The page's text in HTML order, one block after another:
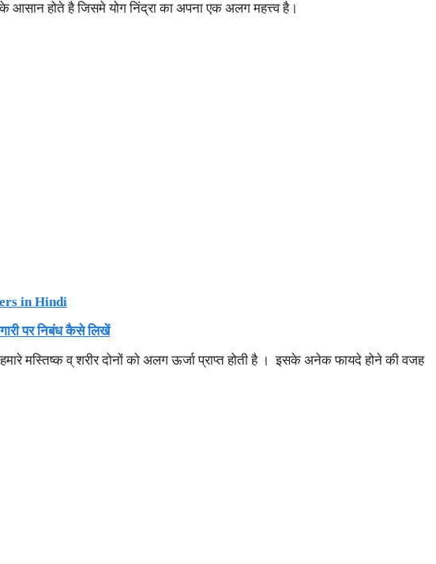
होते है जिसमे योग निंद्रा का अपना एक अलग महत्त्व है।
in Hindi
पर निबंध कैसे लिखें
मस्तिष्क व् शरीर दोनों को अलग ऊर्जा प्राप्त होती है । इसके अनेक फायदे होने की वजह